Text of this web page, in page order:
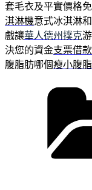
套毛衣及平實價格
淇淋機意式冰淇淋
戲讓華人德州撲克
決您的資金支票借款
腹脂肪哪個瘦小腹